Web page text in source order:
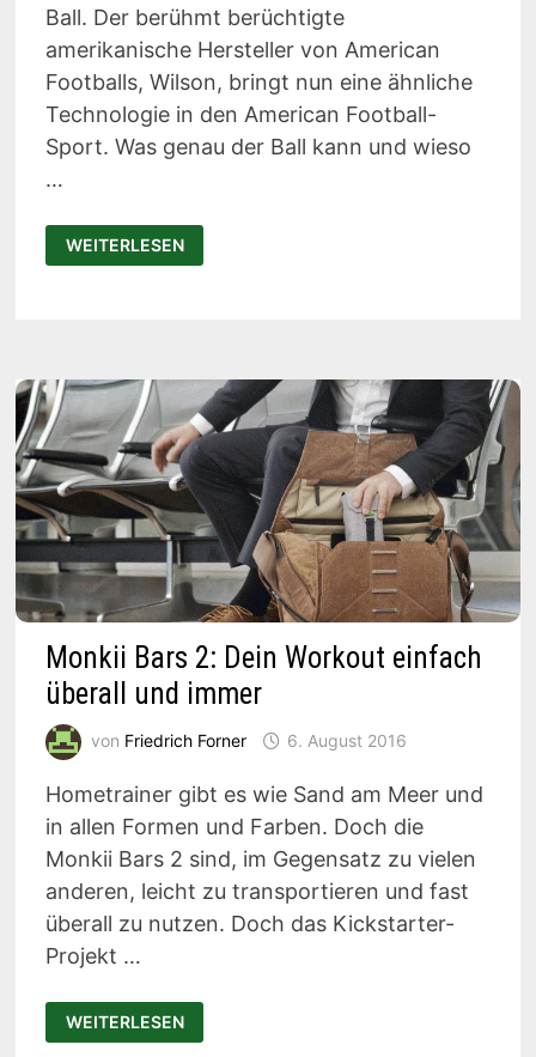
Ball. Der berühmt berüchtigte
amerikanische Hersteller von American
Footballs, Wilson, bringt nun eine ähnliche
Technologie in den American Football-
Sport. Was genau der Ball kann und wieso
…
WILSON
X:
AMERICAN
MACHT
WEITERLESEN
Monkii Bars 2: Dein Workout einfach
überall und immer
von Friedrich Forner 6. August 2016
Hometrainer gibt es wie Sand am Meer und
in allen Formen und Farben. Doch die
Monkii Bars 2 sind, im Gegensatz zu vielen
anderen, leicht zu transportieren und fast
überall zu nutzen. Doch das Kickstarter-
Projekt …
MONKII
BARS
2:
WEITERLESEN